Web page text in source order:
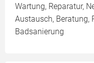
Wartung, Reparatur,
Austausch, Beratung,
Badsanierung